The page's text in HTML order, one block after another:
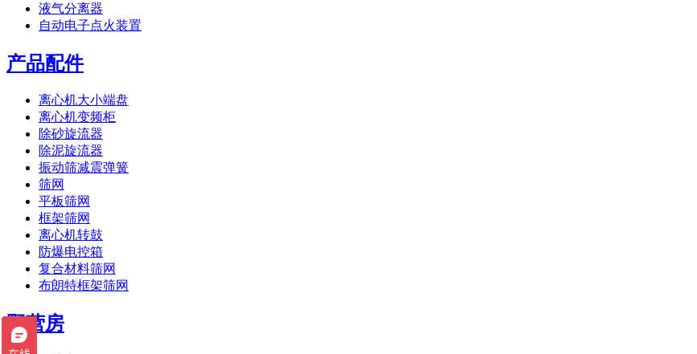
液气分离器
自动电子点火装置
产品配件
离心机大小端盘
离心机变频柜
除砂旋流器
除泥旋流器
振动筛减震弹簧
筛网
平板筛网
框架筛网
离心机转鼓
防爆电控箱
复合材料筛网
布朗特框架筛网
野营房